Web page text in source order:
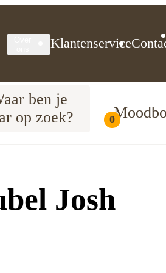
Klantenservice
0
ben je
op zoek?
Josh